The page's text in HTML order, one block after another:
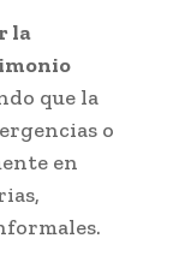
la
que la
o
en